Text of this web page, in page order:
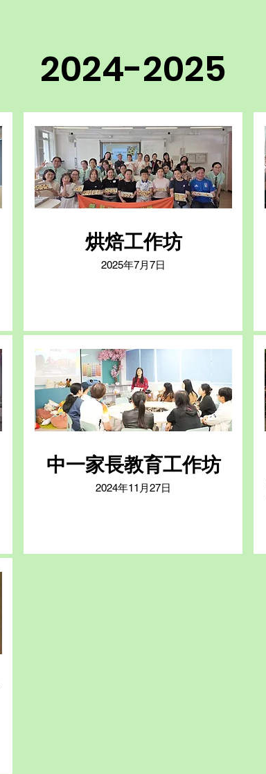
2024-2025
烘焙工作坊
2025年7月7日
中一家長教育工作坊
2024年11月27日